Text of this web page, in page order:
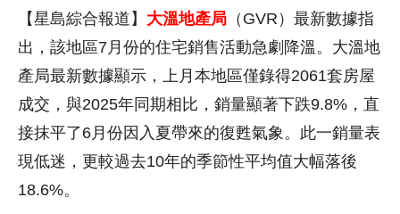
【星島綜合報道】 大溫地產局 （GVR）最新數據指
出，該地區7月份的住宅銷售活動急劇降溫。大溫地
產局最新數據顯示，上月本地區僅錄得2061套房屋
成交，與2025年同期相比，銷量顯著下跌9.8%，直
接抹平了6月份因入夏帶來的復甦氣象。此一銷量表
現低迷，更較過去10年的季節性平均值大幅落後
18.6%。